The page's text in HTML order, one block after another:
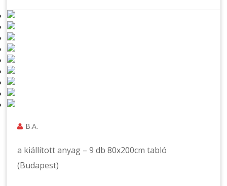
B.A.
a kiállított anyag – 9 db 80x200cm tabló
(Budapest)